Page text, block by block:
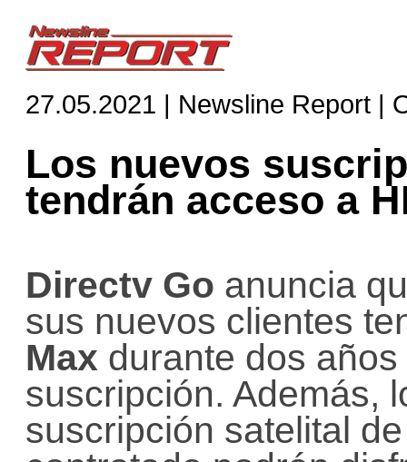
27.05.2021 | Newsline Report |
Los nuevos
tendrán acceso a
Directv Go anuncia
sus nuevos clientes
Max durante dos
suscripción. Además,
suscripción satelital